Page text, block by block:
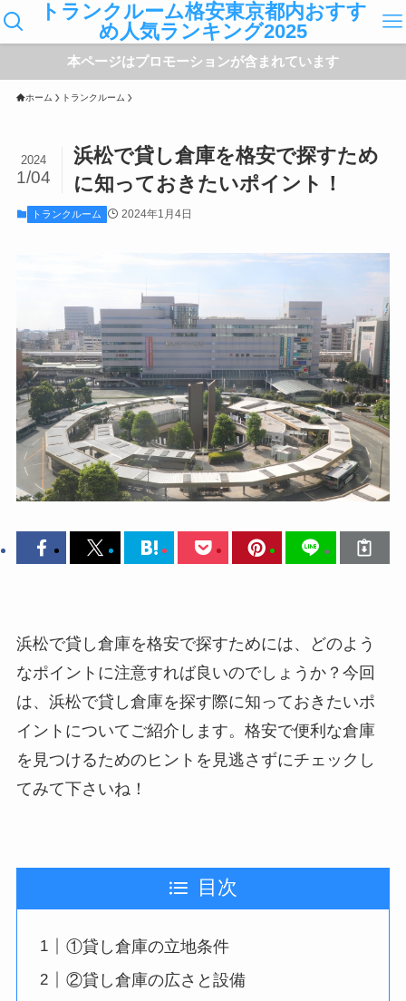
トランクルーム格安東京都内おすす
め人気ランキング2025
本ページはプロモーションが含まれています
ホーム トランクルーム
浜松で貸し倉庫を格安で探すため
に知っておきたいポイント！
2024
1/04
トランクルーム 2024年1月4日
浜松で貸し倉庫を格安で探すためには、どのよう
なポイントに注意すれば良いのでしょうか？今回
は、浜松で貸し倉庫を探す際に知っておきたいポ
イントについてご紹介します。格安で便利な倉庫
を見つけるためのヒントを見逃さずにチェックし
てみて下さいね！
目次
①貸し倉庫の立地条件
②貸し倉庫の広さと設備